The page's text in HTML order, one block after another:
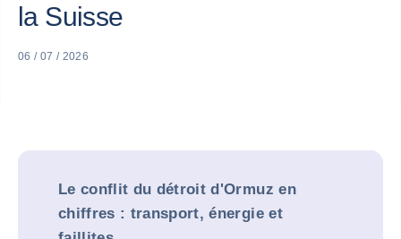
la Suisse
06 / 07 / 2026
Le conflit du détroit d'Ormuz en
chiffres : transport, énergie et